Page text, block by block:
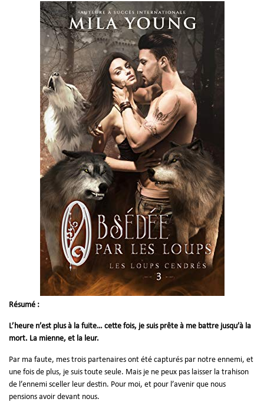
Résumé :
L’heure n’est plus à la fuite… cette fois, je suis prête à me battre jusqu’à la
mort. La mienne, et la leur.
Par ma faute, mes trois partenaires ont été capturés par notre ennemi, et
une fois de plus, je suis toute seule. Mais je ne peux pas laisser la trahison
de l’ennemi sceller leur destin. Pour moi, et pour l’avenir que nous
pensions avoir devant nous.